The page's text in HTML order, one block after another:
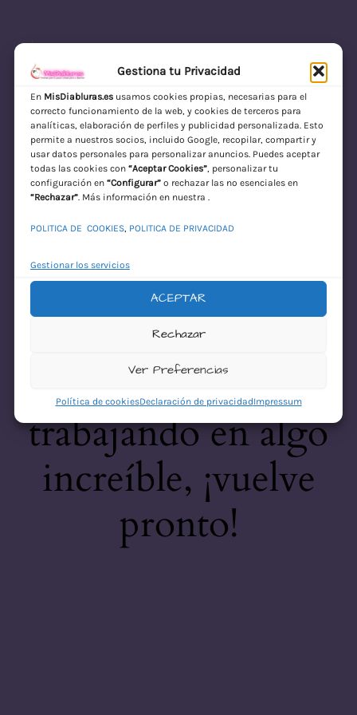
Gestiona tu Privacidad
En MisDiabluras.esusamos cookies propias, necesarias para el
correcto funcionamiento de la web, y cookies de terceros para
analíticas, elaboración de perfiles y publicidad personalizada. Esto
permite a nuestros socios, incluido Google, recopilar, compartir y
usar datos personales para personalizar anuncios. Puedes aceptar
todas las cookies con “Aceptar Cookies”, personalizar tu
configuración en “Configurar”o rechazar las no esenciales en
“Rechazar”. Más información en nuestra .
POLITICA DE COOKIES, POLITICA DE PRIVACIDAD
Gestionar los servicios
ACEPTAR
Rechazar
Ver Preferencias
Política de cookiesDeclaración de privacidadImpressum
MisDiabluras | Sexshop Online con Envío
Discreto en España
Acceder
¡Disculpa este
desastre! Estamos
trabajando en algo
increíble, ¡vuelve
pronto!